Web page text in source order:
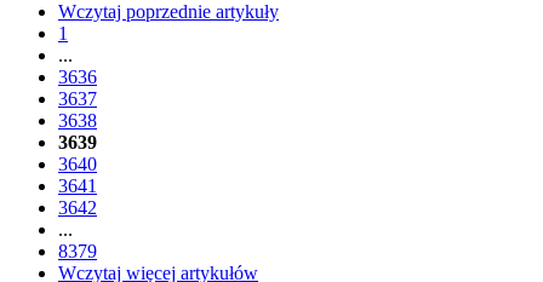
Wczytaj poprzednie artykuły
1
...
3636
3637
3638
3639
3640
3641
3642
...
8379
Wczytaj więcej artykułów